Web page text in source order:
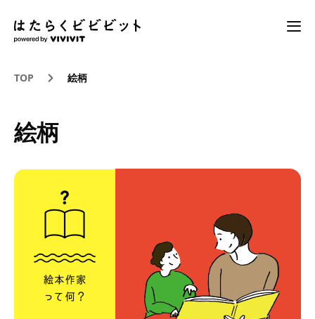
TOP 絵柄
絵柄